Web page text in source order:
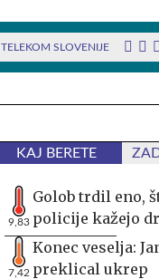
TELEKOM SLOVENIJE
KAJ BERETE
9,83
Golob trdil eno,
policije kažejo
7,42
Konec veselja:
preklical ukrep